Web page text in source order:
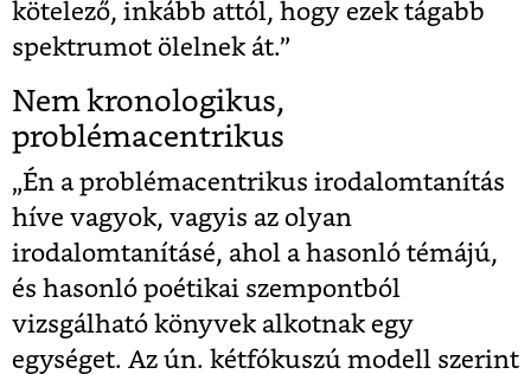
kötelező, inkább attól, hogy ezek tágabb
spektrumot ölelnek át.”
Nem kronologikus,
problémacentrikus
„Én a problémacentrikus irodalomtanítás
híve vagyok, vagyis az olyan
irodalomtanításé, ahol a hasonló témájú,
és hasonló poétikai szempontból
vizsgálható könyvek alkotnak egy
egységet. Az ún. kétfókuszú modell szerint